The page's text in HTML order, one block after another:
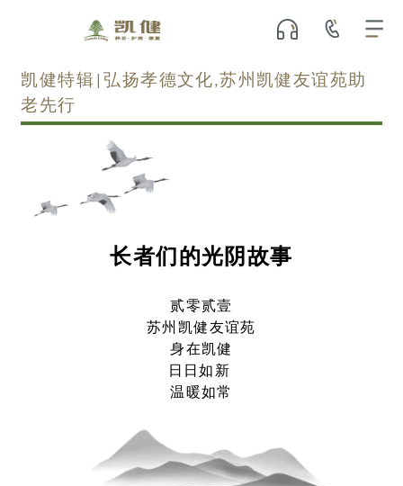
凯健特辑|弘扬孝德文化,苏州凯健友谊苑助
老先行
长者们的光阴故事
贰零贰壹
苏州凯健友谊苑
身在凯健
日日如新
温暖如常